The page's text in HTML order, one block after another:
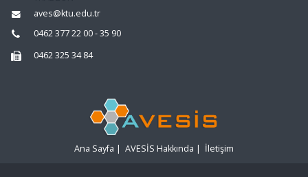
aves@ktu.edu.tr
0462 377 22 00 - 35 90
0462 325 34 84
Ana Sayfa | AVESİS Hakkında | İletişim